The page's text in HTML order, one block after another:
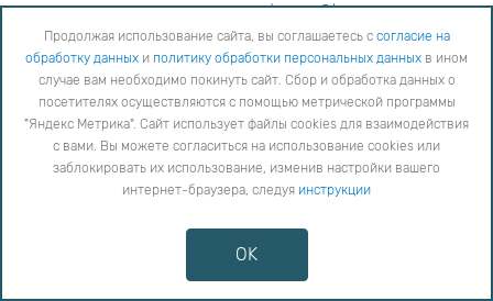
адрес редакцииya.stogova@ksc.ru
телефон редакции81555-79-516
Продолжая использование сайта, вы соглашаетесь с согласие на обработку данных
обработки персональных данных
в ином случае вам необходимо покинуть сайт. Сбор и обработка
данных о посетителях осуществляются с помощью метрической программы "Яндекс Метрика".
Сайт использует файлы cookies для взаимодействия с вами. Вы можете согласиться на
использование cookies или заблокировать их использование, изменив настройки вашего интернет-
Противодействие коррупции
Сообщить об ошибке
Карта сайта
Продолжая использование сайта, вы соглашаетесь с согласие на
обработку данных и политику обработки персональных данных в ином
случае вам необходимо покинуть сайт. Сбор и обработка данных о
посетителях осуществляются с помощью метрической программы
"Яндекс Метрика". Сайт использует файлы cookies для взаимодействия
с вами. Вы можете согласиться на использование cookies или
заблокировать их использование, изменив настройки вашего
интернет-браузера, следуя инструкции
OK